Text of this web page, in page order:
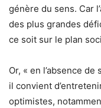
génère du sens. Car
des plus grandes
ce soit sur le plan
Or, « en l’absence
il convient
optimistes,